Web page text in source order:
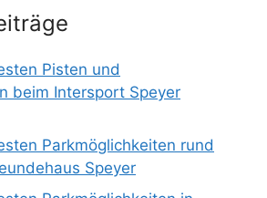
Pisten und
beim Intersport Speyer
Parkmöglichkeiten rund
Speyer